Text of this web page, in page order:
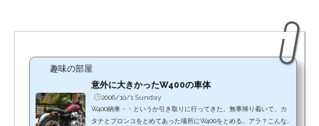
趣味の部屋
意外に大きかったW400の車体
2006/10/1 Sunday
W400納車・・というか引き取りに行ってきた。無事帰り着いて、カ
タナとブロンコをとめてあった場所にW400をとめる。アラ？こんな